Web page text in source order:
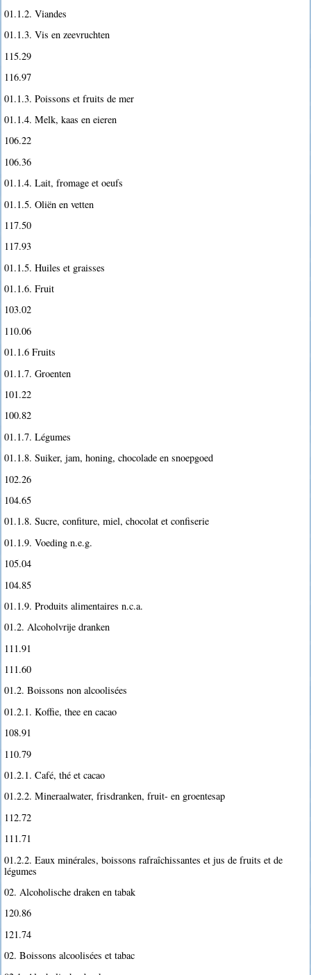
01.1.2. Viandes
01.1.3. Vis en zeevruchten
115.29
116.97
01.1.3. Poissons et fruits de mer
01.1.4. Melk, kaas en eieren
106.22
106.36
01.1.4. Lait, fromage et oeufs
01.1.5. Oliën en vetten
117.50
117.93
01.1.5. Huiles et graisses
01.1.6. Fruit
103.02
110.06
01.1.6 Fruits
01.1.7. Groenten
101.22
100.82
01.1.7. Légumes
01.1.8. Suiker, jam, honing, chocolade en snoepgoed
102.26
104.65
01.1.8. Sucre, confiture, miel, chocolat et confiserie
01.1.9. Voeding n.e.g.
105.04
104.85
01.1.9. Produits alimentaires n.c.a.
01.2. Alcoholvrije dranken
111.91
111.60
01.2. Boissons non alcoolisées
01.2.1. Koffie, thee en cacao
108.91
110.79
01.2.1. Café, thé et cacao
01.2.2. Mineraalwater, frisdranken, fruit- en groentesap
112.72
111.71
01.2.2. Eaux minérales, boissons rafraîchissantes et jus de fruits et de
légumes
02. Alcoholische draken en tabak
120.86
121.74
02. Boissons alcoolisées et tabac